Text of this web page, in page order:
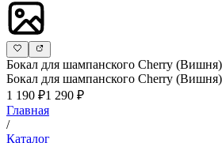
Бокал для шампанского Cherry
Бокал для шампанского Cherry
1 190 ₽1 290 ₽
Главная
/
Каталог